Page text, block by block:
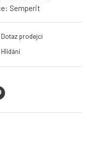
Semperit
Dotaz prodejci
Hlídání